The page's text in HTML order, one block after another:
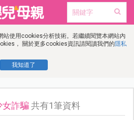
站使用cookies分析技術。若繼續閱覽本網站內
， 關於更多cookies資訊請閱讀我們的隱私
我知道了
詐騙 共有1筆資料